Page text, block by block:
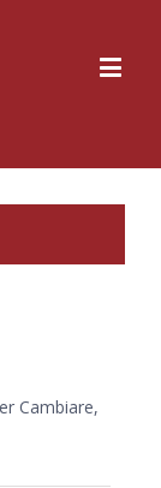
Cambiare,